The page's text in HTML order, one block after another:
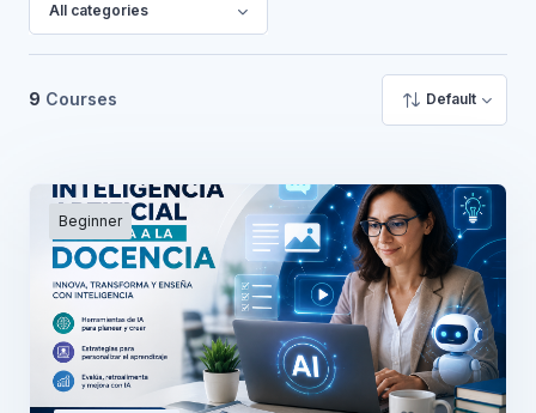
All categories
9 Courses Default
Beginner